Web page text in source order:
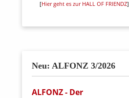
[Hier geht es zur HALL OF FRIENDZ]
Neu: ALFONZ 3/2026
ALFONZ - Der